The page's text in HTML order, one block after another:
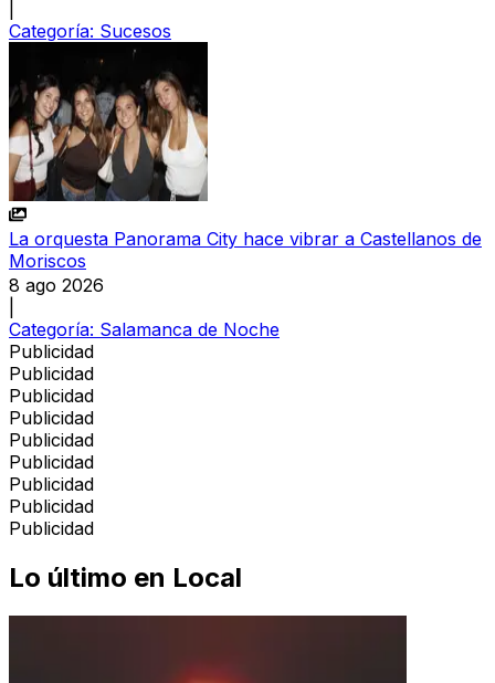
Categoría: Sucesos
La orquesta Panorama City hace vibrar a Castellanos de
Moriscos
8 ago 2026
Categoría: Salamanca de Noche
Publicidad
Publicidad
Publicidad
Publicidad
Publicidad
Publicidad
Publicidad
Publicidad
Publicidad
Lo último en Local